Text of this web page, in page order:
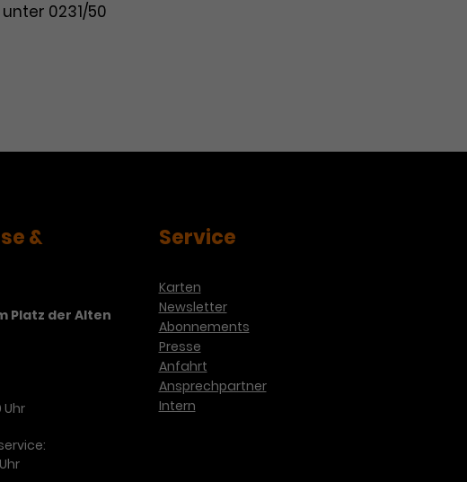
0231/50
&
Platz der Alten
Uhr
Service
Karten
Newsletter
Abonnements
Presse
Anfahrt
Ansprechpartner
Intern